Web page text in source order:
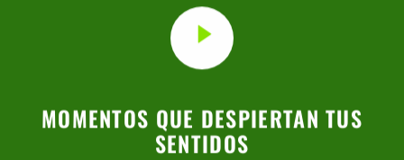
MOMENTOS QUE DESPIERTAN TUS
SENTIDOS